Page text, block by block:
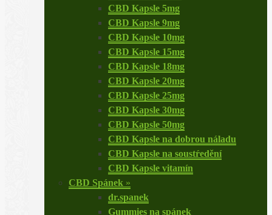
CBD Kapsle 5mg
CBD Kapsle 9mg
CBD Kapsle 10mg
CBD Kapsle 15mg
CBD Kapsle 18mg
CBD Kapsle 20mg
CBD Kapsle 25mg
CBD Kapsle 30mg
CBD Kapsle 50mg
CBD Kapsle na dobrou náladu
CBD Kapsle na soustŕedění
CBD Kapsle vitamín
CBD Spánek »
dr.spanek
Gummies na spánek